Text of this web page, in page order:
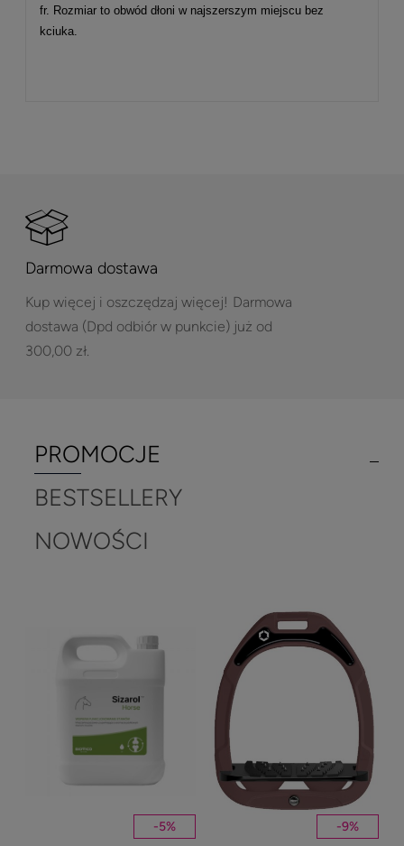
fr. Rozmiar to obwód dłoni w najszerszym miejscu bez
kciuka.
Darmowa dostawa
Kup więcej i oszczędzaj więcej! Darmowa
dostawa (Dpd odbiór w punkcie) już od
300,00 zł.
PROMOCJE
NOWOŚCI
BESTSELLERY
-5%
-9%